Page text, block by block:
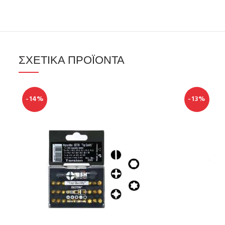
ΣΧΕΤΙΚΆ ΠΡΟΪΌΝΤΑ
-14% -13%